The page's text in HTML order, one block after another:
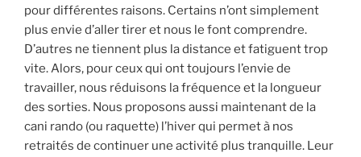
pour différentes raisons. Certains n’ont simplement
plus envie d’aller tirer et nous le font comprendre.
D’autres ne tiennent plus la distance et fatiguent trop
vite. Alors, pour ceux qui ont toujours l’envie de
travailler, nous réduisons la fréquence et la longueur
des sorties. Nous proposons aussi maintenant de la
cani rando (ou raquette) l’hiver qui permet à nos
retraités de continuer une activité plus tranquille. Leur